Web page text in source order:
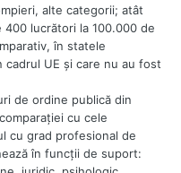
alte categorii; atât
lucrători la 100.000 de
în statele
UE şi care nu au fost
de ordine publică din
cu cele
cu grad profesional de
în funcţii de suport: